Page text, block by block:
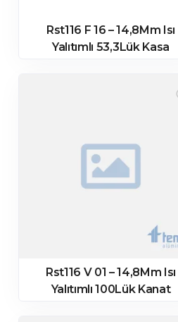
Rst116 F 16 – 14,8Mm Isı
Yalıtımlı 53,3Lük Kasa
Rst116 V 01 – 14,8Mm Isı
Yalıtımlı 100Lük Kanat